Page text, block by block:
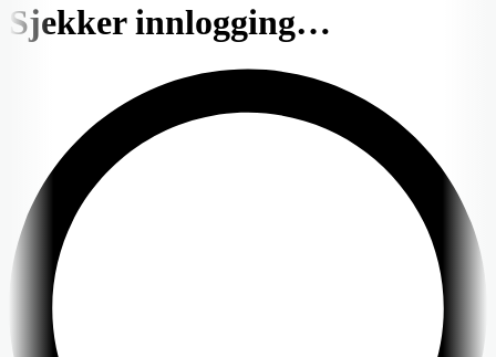
Sjekker innlogging…